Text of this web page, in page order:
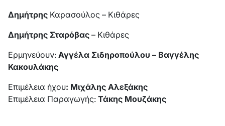
Δημήτρης Καρασούλος – Κιθάρες
Δημήτρης Σταρόβας – Κιθάρες
Ερμηνεύουν: Αγγέλα Σιδηροπούλου – Βαγγέλης
Κακουλάκης
Επιμέλεια ήχου: Μιχάλης Αλεξάκης
Επιμέλεια Παραγωγής: Τάκης Μουζάκης